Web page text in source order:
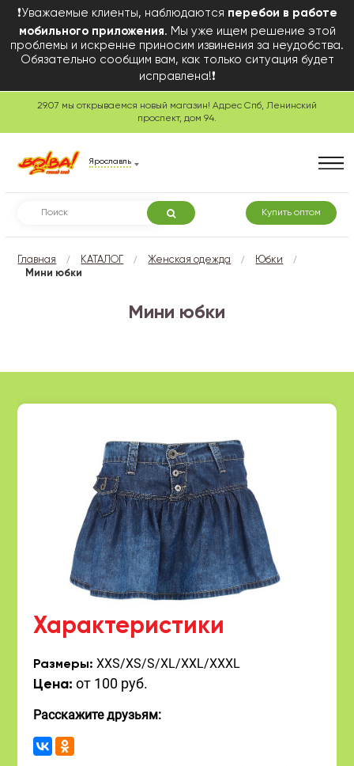
❗Уважаемые клиенты, наблюдаются перебои в работе
мобильного приложения. Мы уже ищем решение этой
проблемы и искренне приносим извинения за неудобства.
Обязательно сообщим вам, как только ситуация будет
исправлена!❗
29.07 мы открываемся новый магазин! Адрес Спб, Ленинский
проспект, дом 94.
Ярославль
Купить оптом
Главная / КАТАЛОГ / Женская одежда / Юбки /
Мини юбки
Мини юбки
Характеристики
Размеры:XXS/XS/S/XL/XXL/XXXL
Цена: от 100 руб.
Расскажите друзьям: